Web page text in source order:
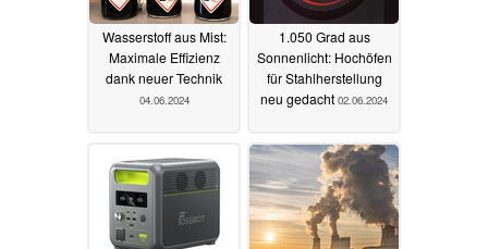
Wasserstoff aus Mist:
Maximale Effizienz
dank neuer Technik
04.06.2024
1.050 Grad aus
Sonnenlicht: Hochöfen
für Stahlherstellung
neu gedacht 02.06.2024